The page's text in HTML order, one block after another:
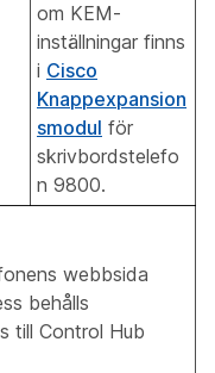
om KEM-
inställningar finns
i Cisco
Knappexpansion
smodul för
skrivbordstelefo
n 9800.
webbsida
behålls
till Control Hub